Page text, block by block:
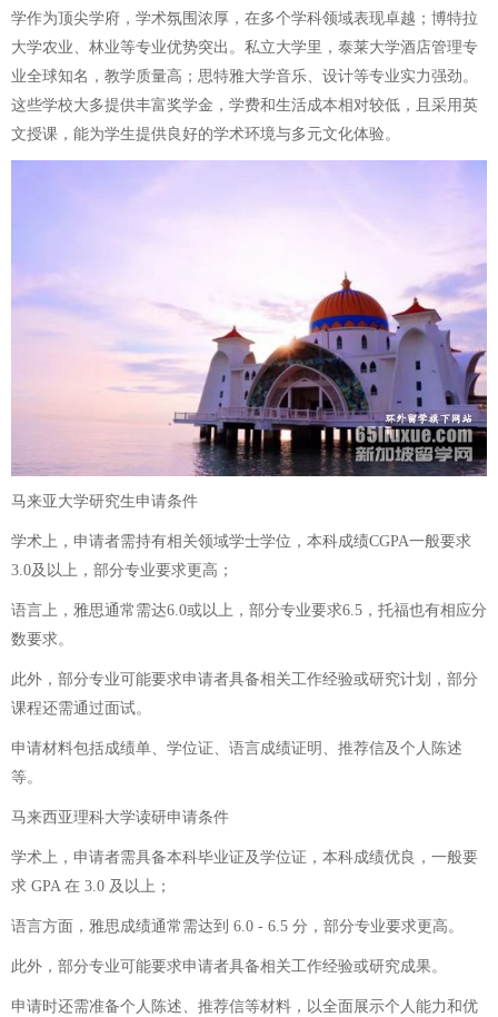
学作为顶尖学府，学术氛围浓厚，在多个学科领域表现卓越；博特拉
大学农业、林业等专业优势突出。私立大学里，泰莱大学酒店管理专
业全球知名，教学质量高；思特雅大学音乐、设计等专业实力强劲。
这些学校大多提供丰富奖学金，学费和生活成本相对较低，且采用英
文授课，能为学生提供良好的学术环境与多元文化体验。
马来亚大学研究生申请条件
学术上，申请者需持有相关领域学士学位，本科成绩CGPA一般要求
3.0及以上，部分专业要求更高；
语言上，雅思通常需达6.0或以上，部分专业要求6.5，托福也有相应分
数要求。
此外，部分专业可能要求申请者具备相关工作经验或研究计划，部分
课程还需通过面试。
申请材料包括成绩单、学位证、语言成绩证明、推荐信及个人陈述
等。
马来西亚理科大学读研申请条件
学术上，申请者需具备本科毕业证及学位证，本科成绩优良，一般要
求 GPA 在 3.0 及以上；
语言方面，雅思成绩通常需达到 6.0 - 6.5 分，部分专业要求更高。
此外，部分专业可能要求申请者具备相关工作经验或研究成果。
申请时还需准备个人陈述、推荐信等材料，以全面展示个人能力和优